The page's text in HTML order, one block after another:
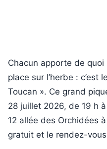
Chacun apporte de
place sur l’herbe : c’est
Toucan ». Ce grand
28 juillet 2026, de 19 h
12 allée des Orchidées
gratuit et le rendez-